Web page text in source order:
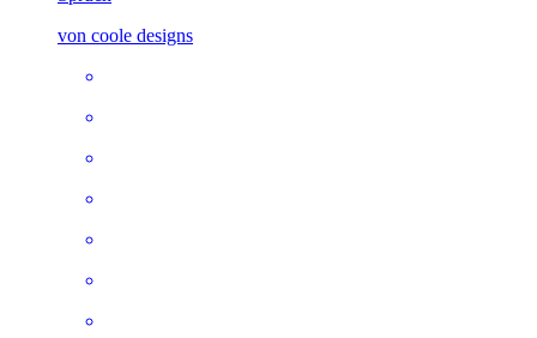
von coole designs